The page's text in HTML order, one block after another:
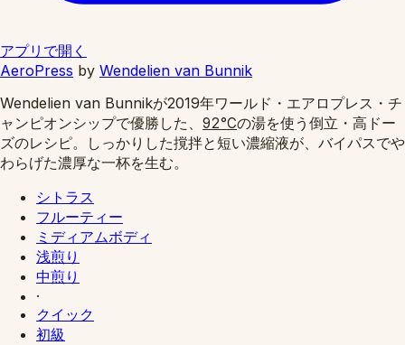
アプリで開く
AeroPress by Wendelien van Bunnik
Wendelien van Bunnikが2019年ワールド・エアロプレス・チ
ャンピオンシップで優勝した、 92°Cの湯を使う倒立・高ドー
ズのレシピ。しっかりした撹拌と短い濃縮液が、バイパスでや
わらげた濃厚な一杯を生む。
シトラス
フルーティー
ミディアムボディ
浅煎り
中煎り
·
クイック
初級